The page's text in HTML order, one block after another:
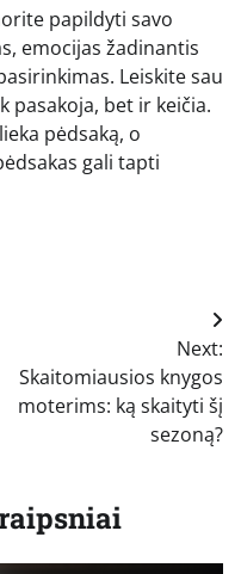
papildyti savo
emocijas žadinantis
Leiskite sau
pasakoja, bet ir keičia.
pėdsaką, o
gali tapti
Next:
Skaitomiausios knygos
moterims: ką skaityti šį
sezoną?